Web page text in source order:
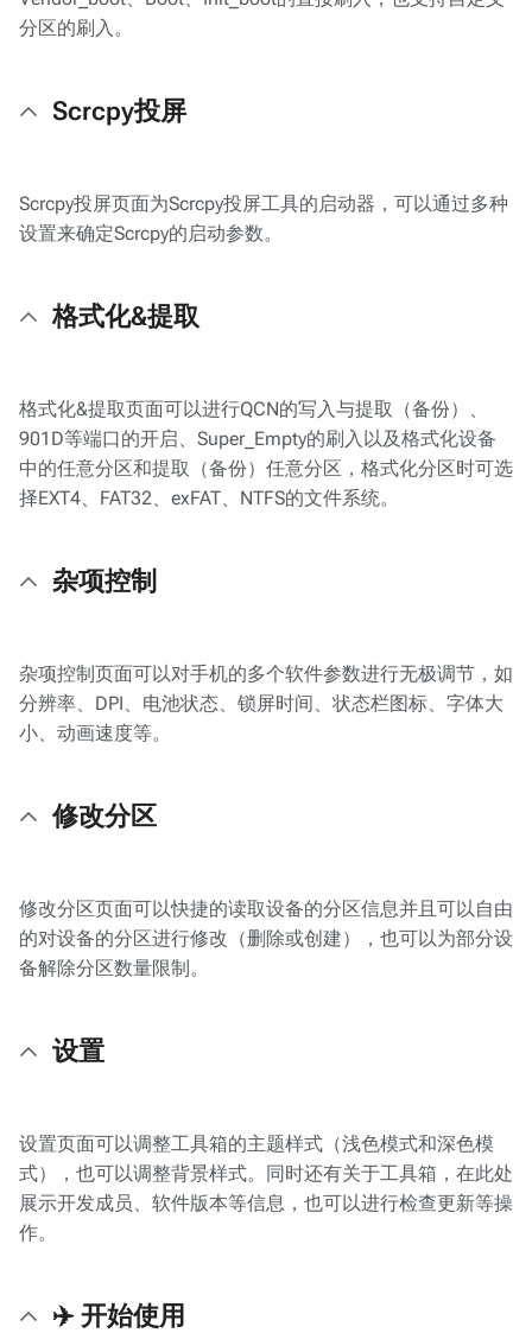
分区的刷入。
Scrcpy投屏
Scrcpy投屏页面为Scrcpy投屏工具的启动器，可以通过多种
设置来确定Scrcpy的启动参数。
格式化&提取
格式化&提取页面可以进行QCN的写入与提取（备份）、
901D等端口的开启、Super_Empty的刷入以及格式化设备
中的任意分区和提取（备份）任意分区，格式化分区时可选
择EXT4、FAT32、exFAT、NTFS的文件系统。
杂项控制
杂项控制页面可以对手机的多个软件参数进行无极调节，如
分辨率、DPI、电池状态、锁屏时间、状态栏图标、字体大
小、动画速度等。
修改分区
修改分区页面可以快捷的读取设备的分区信息并且可以自由
的对设备的分区进行修改（删除或创建），也可以为部分设
备解除分区数量限制。
设置
设置页面可以调整工具箱的主题样式（浅色模式和深色模
式），也可以调整背景样式。同时还有关于工具箱，在此处
展示开发成员、软件版本等信息，也可以进行检查更新等操
作。
✈️ 开始使用